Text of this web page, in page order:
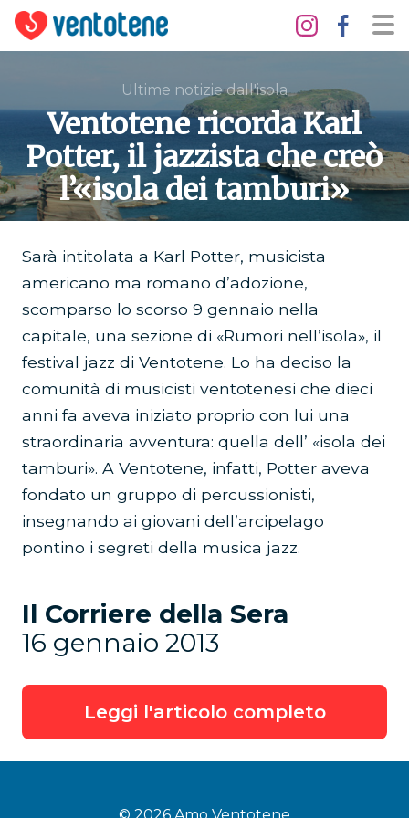
Ultime notizie dall'isola
Ventotene ricorda Karl
Potter, il jazzista che creò
l’«isola dei tamburi»
Sarà intitolata a Karl Potter, musicista
americano ma romano d’adozione,
scomparso lo scorso 9 gennaio nella
capitale, una sezione di «Rumori nell’isola», il
festival jazz di Ventotene. Lo ha deciso la
comunità di musicisti ventotenesi che dieci
anni fa aveva iniziato proprio con lui una
straordinaria avventura: quella dell’ «isola dei
tamburi». A Ventotene, infatti, Potter aveva
fondato un gruppo di percussionisti,
insegnando ai giovani dell’arcipelago
pontino i segreti della musica jazz.
Il Corriere della Sera
16 gennaio 2013
Leggi l'articolo completo